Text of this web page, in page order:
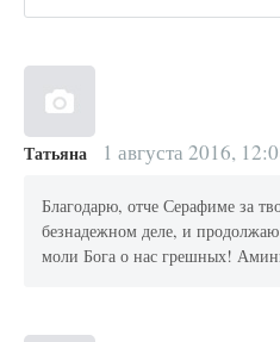
Татьяна 1 августа 2016,
Благодарю, отче Серафиме за
безнадежном деле, и
моли Бога о нас грешных!